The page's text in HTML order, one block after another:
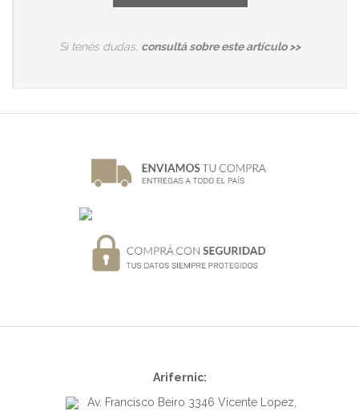
Si tenés dudas, consultá sobre este artículo >>
Arifernic:
Av. Francisco Beiro 3346 Vicente Lopez,